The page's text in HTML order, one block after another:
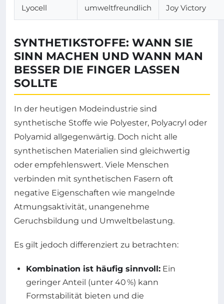
Lyocell
umweltfreundlich
Joy Victory
SYNTHETIKSTOFFE: WANN SIE
SINN MACHEN UND WANN MAN
BESSER DIE FINGER LASSEN
SOLLTE
In der heutigen Modeindustrie sind
synthetische Stoffe wie Polyester, Polyacryl oder
Polyamid allgegenwärtig. Doch nicht alle
synthetischen Materialien sind gleichwertig
oder empfehlenswert. Viele Menschen
verbinden mit synthetischen Fasern oft
negative Eigenschaften wie mangelnde
Atmungsaktivität, unangenehme
Geruchsbildung und Umweltbelastung.
Es gilt jedoch differenziert zu betrachten:
Kombination ist häufig sinnvoll: Ein
geringer Anteil (unter 40 %) kann
Formstabilität bieten und die